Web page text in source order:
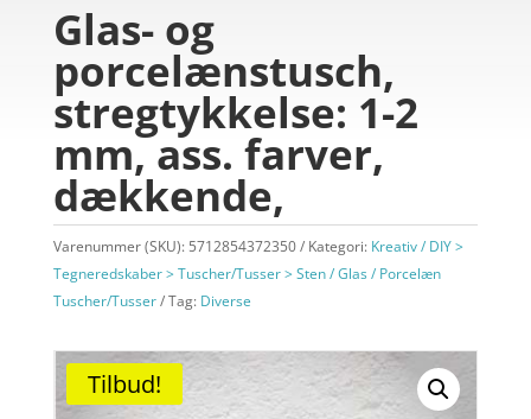
Glas- og
porcelænstusch,
stregtykkelse: 1-2
mm, ass. farver,
dækkende,
Varenummer (SKU): 5712854372350 Kategori: Kreativ / DIY >
Tegneredskaber > Tuscher/Tusser > Sten / Glas / Porcelæn
Tuscher/Tusser
Tag: Diverse
Tilbud!